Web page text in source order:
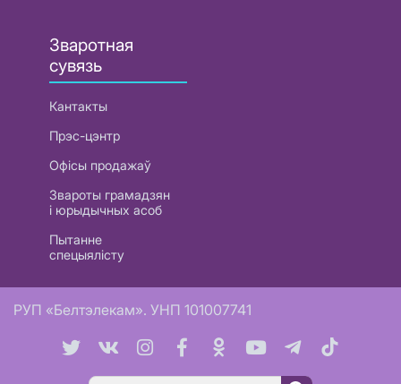
Зваротная
сувязь
Кантакты
Прэс-цэнтр
Офісы продажаў
Звароты грамадзян
і юрыдычных асоб
Пытанне
спецыялісту
РУП «Белтэлекам». УНП 101007741